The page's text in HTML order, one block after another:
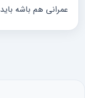
عمرانی هم باشه